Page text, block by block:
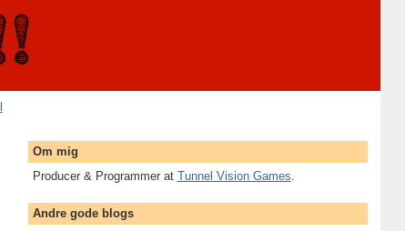
Om mig
Producer & Programmer at Tunnel Vision Games
Andre gode blogs